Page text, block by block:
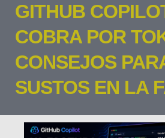
GITHUB
COBRA POR
CONSEJOS
SUSTOS EN LA